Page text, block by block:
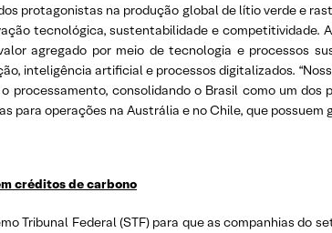
protagonistas na produção global de lítio verde e
tecnológica, sustentabilidade e competitividade.
agregado por meio de tecnologia e processos
inteligência artificial e processos digitalizados.
processamento, consolidando o Brasil como um
para operações na Austrália e no Chile, que possuem
créditos de carbono
Tribunal Federal (STF) para que as companhias do